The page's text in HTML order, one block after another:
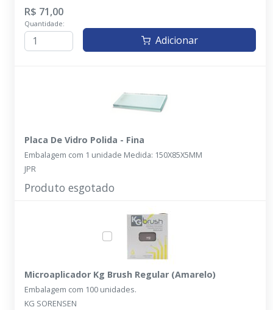
R$ 71,00
Quantidade:
Adicionar
Placa De Vidro Polida - Fina
Embalagem com 1 unidade Medida: 150X85X5MM
JPR
Produto esgotado
Microaplicador Kg Brush Regular (Amarelo)
Embalagem com 100 unidades.
KG SORENSEN